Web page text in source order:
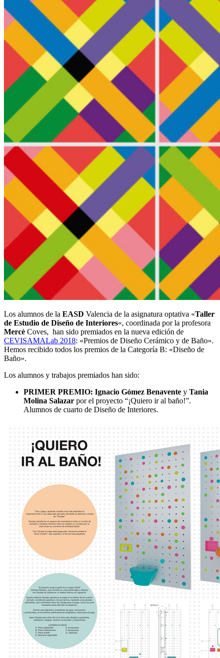
Los alumnos de la EASD Valencia de la asignatura optativa «Taller
de Estudio de Diseño de Interiores«, coordinada por la profesora
Mercè Coves, han sido premiados en la nueva edición de
CEVISAMALab 2018: «Premios de Diseño Cerámico y de Baño».
Hemos recibido todos los premios de la Categoría B: «Diseño de
Baño».
Los alumnos y trabajos premiados han sido:
PRIMER PREMIO: Ignacio Gómez Benavente y Tania
Molina Salazar por el proyecto “¡Quiero ir al baño!”.
Alumnos de cuarto de Diseño de Interiores.